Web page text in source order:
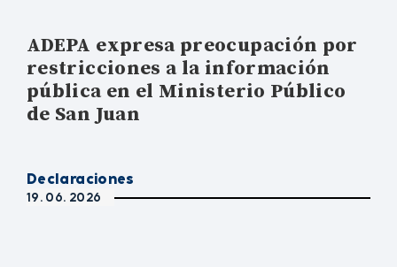
ADEPA expresa preocupación por
restricciones a la información
pública en el Ministerio Público
de San Juan
Declaraciones
19. 06. 2026